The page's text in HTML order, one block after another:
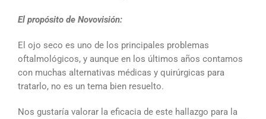
El propósito de Novovisión:
El ojo seco es uno de los principales problemas
oftalmológicos, y aunque en los últimos años contamos
con muchas alternativas médicas y quirúrgicas para
tratarlo, no es un tema bien resuelto.
Nos gustaría valorar la eficacia de este hallazgo para la